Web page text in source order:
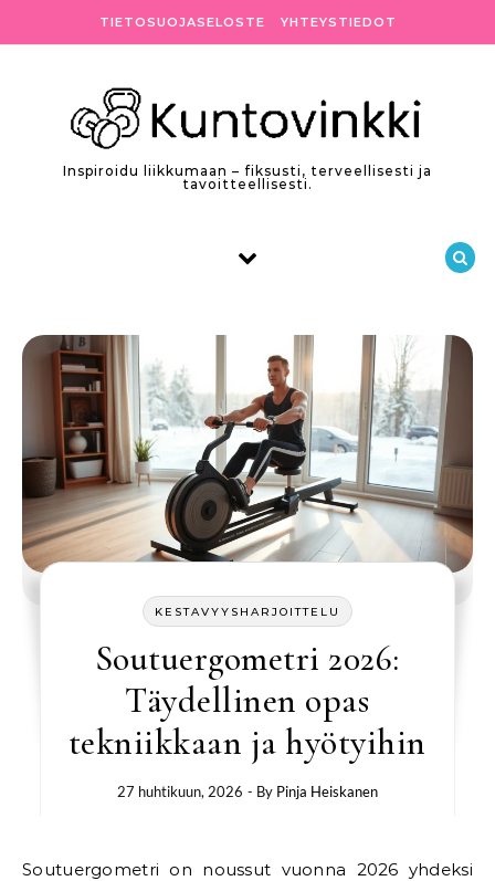
TIETOSUOJASELOSTE YHTEYSTIEDOT
Inspiroidu liikkumaan – fiksusti, terveellisesti ja
tavoitteellisesti.
KESTAVYYSHARJOITTELU
Soutuergometri 2026:
Täydellinen opas
tekniikkaan ja hyötyihin
27 huhtikuun, 2026 - By Pinja Heiskanen
Soutuergometri on noussut vuonna 2026 yhdeksi